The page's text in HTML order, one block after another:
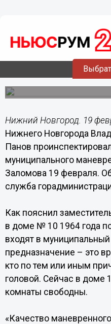
10 млн рублей
маневренном
Глава города проверил
муниципального
Заломова
Нижний Новгород. 19
Нижнего Новгорода
Панов
муниципального
Заломова 19 февраля.
служба
Как пояснил
в доме № 10 1964 года
входят в
предназначение – это
кто по тем или иным
головой. Сейчас в доме
комнаты свободны.
«Качество